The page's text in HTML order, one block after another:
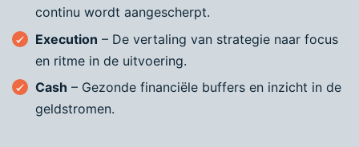
continu wordt aangescherpt.
Execution – De vertaling van strategie naar focus
en ritme in de uitvoering.
Cash – Gezonde financiële buffers en inzicht in de
geldstromen.